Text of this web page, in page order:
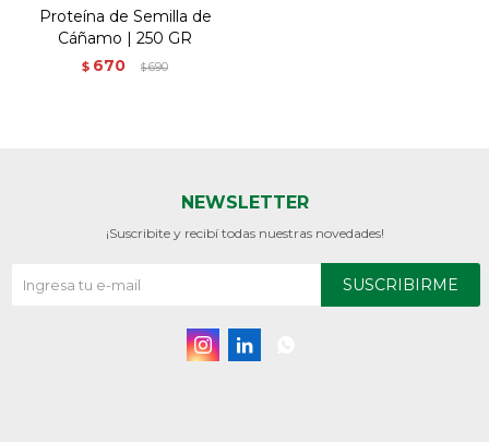
Proteína de Semilla de
Cáñamo | 250 GR
$ 670 $690
NEWSLETTER
¡Suscribite y recibí todas nuestras novedades!
SUSCRIBIRME
 